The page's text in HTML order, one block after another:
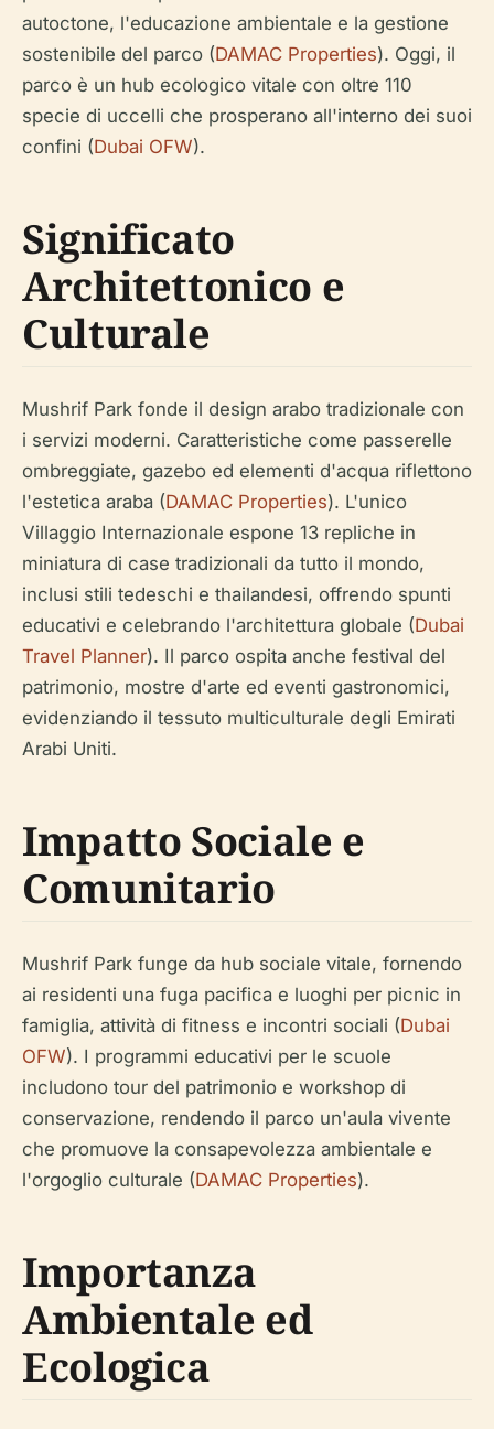
autoctone, l'educazione ambientale e la gestione
sostenibile del parco (DAMAC Properties). Oggi, il
parco è un hub ecologico vitale con oltre 110
specie di uccelli che prosperano all'interno dei suoi
confini (Dubai OFW).
Significato
Architettonico e
Culturale
Mushrif Park fonde il design arabo tradizionale con
i servizi moderni. Caratteristiche come passerelle
ombreggiate, gazebo ed elementi d'acqua riflettono
l'estetica araba (DAMAC Properties). L'unico
Villaggio Internazionale espone 13 repliche in
miniatura di case tradizionali da tutto il mondo,
inclusi stili tedeschi e thailandesi, offrendo spunti
educativi e celebrando l'architettura globale (Dubai
Travel Planner). Il parco ospita anche festival del
patrimonio, mostre d'arte ed eventi gastronomici,
evidenziando il tessuto multiculturale degli Emirati
Arabi Uniti.
Impatto Sociale e
Comunitario
Mushrif Park funge da hub sociale vitale, fornendo
ai residenti una fuga pacifica e luoghi per picnic in
famiglia, attività di fitness e incontri sociali (Dubai
OFW). I programmi educativi per le scuole
includono tour del patrimonio e workshop di
conservazione, rendendo il parco un'aula vivente
che promuove la consapevolezza ambientale e
l'orgoglio culturale (DAMAC Properties).
Importanza
Ambientale ed
Ecologica